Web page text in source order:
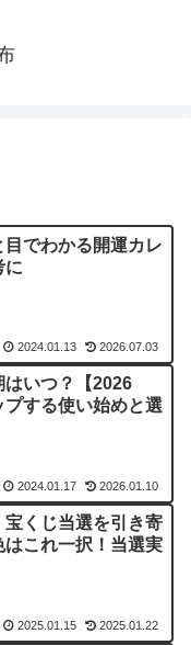
目でわかる開運カレ
に
2024.01.13 2026.07.03
はいつ？【2026
プする使い始めと選
2024.01.17 2026.01.10
宝くじ当選を引き寄
はこれ一択！当選実
2025.01.15 2025.01.22